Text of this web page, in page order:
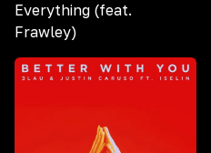
Everything (feat.
Frawley)